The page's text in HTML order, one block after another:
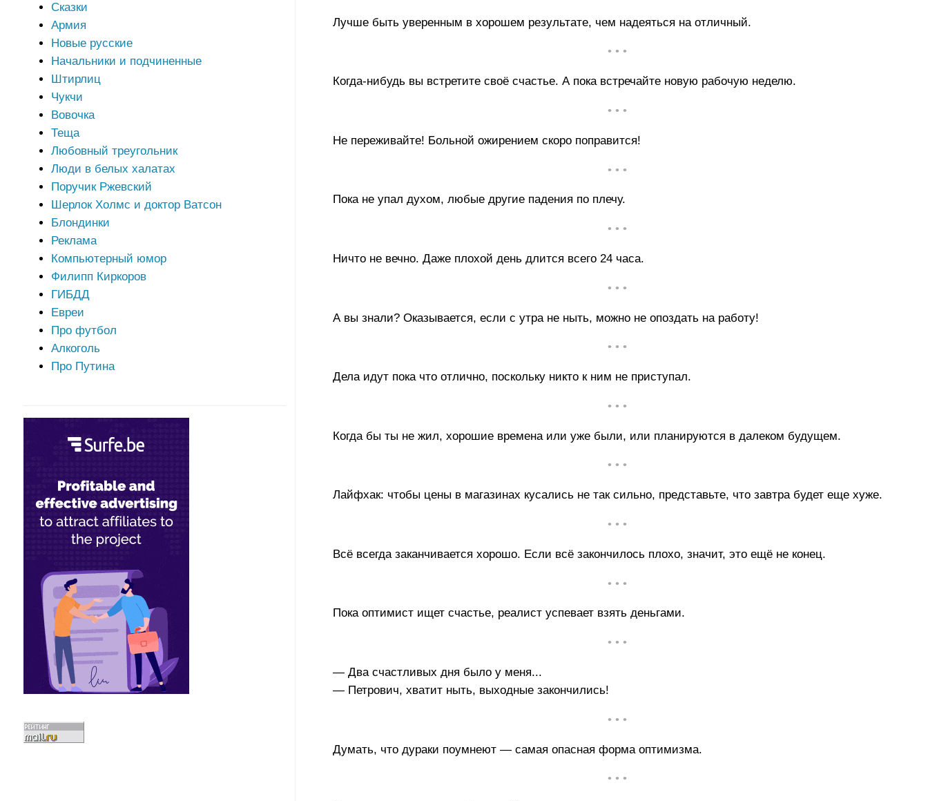
Сказки
Армия
Новые русские
Начальники и подчиненные
Штирлиц
Чукчи
Вовочка
Теща
Любовный треугольник
Люди в белых халатах
Поручик Ржевский
Шерлок Холмс и доктор Ватсон
Блондинки
Реклама
Компьютерный юмор
Филипп Киркоров
ГИБДД
Евреи
Про футбол
Алкоголь
Про Путина
Лучше быть уверенным в хорошем результате, чем надеяться на отличный.
• • •
Когда-нибудь вы встретите своё счастье. А пока встречайте новую рабочую неделю.
• • •
Не переживайте! Больной ожирением скоро поправится!
• • •
Пока не упал духом, любые другие падения по плечу.
• • •
Ничто не вечно. Даже плохой день длится всего 24 часа.
• • •
А вы знали? Оказывается, если с утра не ныть, можно не опоздать на работу!
• • •
Дела идут пока что отлично, поскольку никто к ним не приступал.
• • •
Когда бы ты не жил, хорошие времена или уже были, или планируются в далеком будущем.
• • •
Лайфхак: чтобы цены в магазинах кусались не так сильно, представьте, что завтра будет еще хуже.
• • •
Всё всегда заканчивается хорошо. Если всё закончилось плохо, значит, это ещё не конец.
• • •
Пока оптимист ищет счастье, реалист успевает взять деньгами.
• • •
— Два счастливых дня было у меня...
— Петрович, хватит ныть, выходные закончились!
• • •
Думать, что дураки поумнеют — самая опасная форма оптимизма.
• • •